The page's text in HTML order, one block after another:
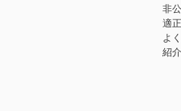
非
適
よ
紹